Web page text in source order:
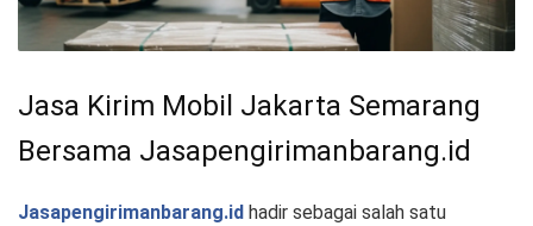
Jasa Kirim Mobil Jakarta Semarang
Bersama Jasapengirimanbarang.id
Jasapengirimanbarang.id hadir sebagai salah satu